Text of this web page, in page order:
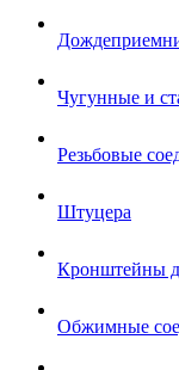
Чугунные и
Резьбовые
Штуцера
Кронштейны
Обжимные